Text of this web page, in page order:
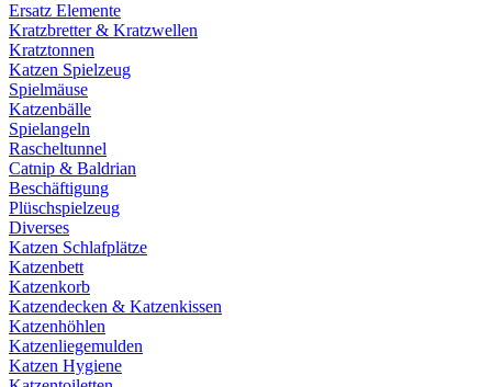
Ersatz Elemente
Kratzbretter & Kratzwellen
Kratztonnen
Katzen Spielzeug
Spielmäuse
Katzenbälle
Spielangeln
Rascheltunnel
Catnip & Baldrian
Beschäftigung
Plüschspielzeug
Diverses
Katzen Schlafplätze
Katzenbett
Katzenkorb
Katzendecken & Katzenkissen
Katzenhöhlen
Katzenliegemulden
Katzen Hygiene